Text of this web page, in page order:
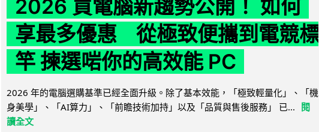
2026 買電腦新趨勢公開！ 如何
享最多優惠 從極致便攜到電競標
竿 揀選啱你的高效能 PC
2026 年的電腦選購基準已經全面升級。除了基本效能，「極致輕量化」、「機
身美學」、「AI算力」、「前瞻技術加持」以及「品質與售後服務」 已...
閱
讀全文